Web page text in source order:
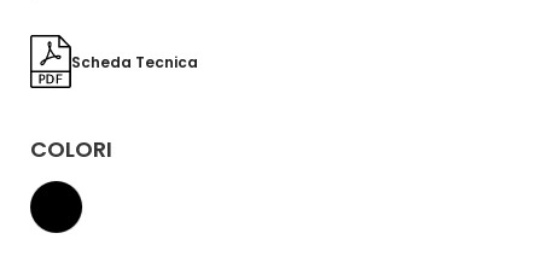
Scheda Tecnica
COLORI